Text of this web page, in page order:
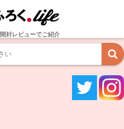
封レビューでご紹介